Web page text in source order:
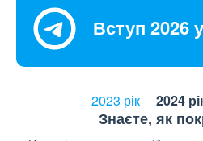
Вступ 2026
2023 рік 2024
Знаєте, як